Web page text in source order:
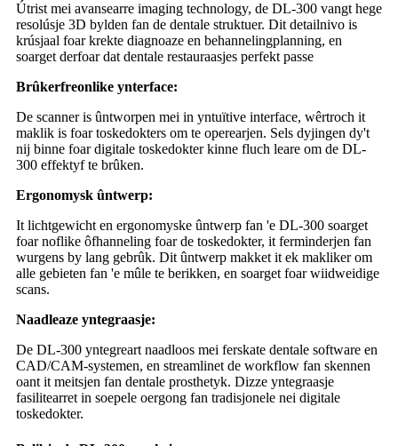
Útrist mei avansearre imaging technology, de DL-300 vangt hege
resolúsje 3D bylden fan de dentale struktuer. Dit detailnivo is
krúsjaal foar krekte diagnoaze en behannelingplanning, en
soarget derfoar dat dentale restauraasjes perfekt passe
Brûkerfreonlike ynterface:
De scanner is ûntworpen mei in yntuïtive interface, wêrtroch it
maklik is foar toskedokters om te operearjen. Sels dyjingen dy't
nij binne foar digitale toskedokter kinne fluch leare om de DL-
300 effektyf te brûken.
Ergonomysk ûntwerp:
It lichtgewicht en ergonomyske ûntwerp fan 'e DL-300 soarget
foar noflike ôfhanneling foar de toskedokter, it ferminderjen fan
wurgens by lang gebrûk. Dit ûntwerp makket it ek makliker om
alle gebieten fan 'e mûle te berikken, en soarget foar wiidweidige
scans.
Naadleaze yntegraasje:
De DL-300 yntegreart naadloos mei ferskate dentale software en
CAD/CAM-systemen, en streamlinet de workflow fan skennen
oant it meitsjen fan dentale prosthetyk. Dizze yntegraasje
fasilitearret in soepele oergong fan tradisjonele nei digitale
toskedokter.